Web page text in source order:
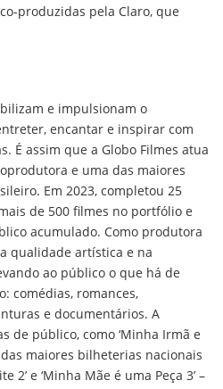
produzidas pela Claro, que
e impulsionam o
encantar e inspirar com
É assim que a Globo Filmes atua
e uma das maiores
Em 2023, completou 25
de 500 filmes no portfólio e
acumulado. Como produtora
qualidade artística e na
ao público o que há de
comédias, romances,
e documentários. A
de público, como ‘Minha Irmã e
das maiores bilheterias nacionais
2’ e ‘Minha Mãe é uma Peça 3’ –